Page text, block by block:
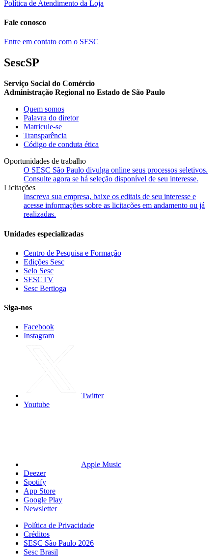
Política de Atendimento da Loja
Fale conosco
Entre em contato com o SESC
SescSP
Serviço Social do Comércio
Administração Regional no Estado de São Paulo
Quem somos
Palavra do diretor
Matricule-se
Transparência
Código de conduta ética
Oportunidades de trabalho
O SESC São Paulo divulga online seus processos seletivos.
Consulte agora se há seleção disponível de seu interesse.
Licitações
Inscreva sua empresa, baixe os editais de seu interesse e
acesse informações sobre as licitações em andamento ou já
realizadas.
Unidades especializadas
Centro de Pesquisa e Formação
Edições Sesc
Selo Sesc
SESCTV
Sesc Bertioga
Siga-nos
Facebook
Instagram
Twitter
Youtube
Apple Music
Deezer
Spotify
App Store
Google Play
Newsletter
Política de Privacidade
Créditos
SESC São Paulo 2026
Sesc Brasil